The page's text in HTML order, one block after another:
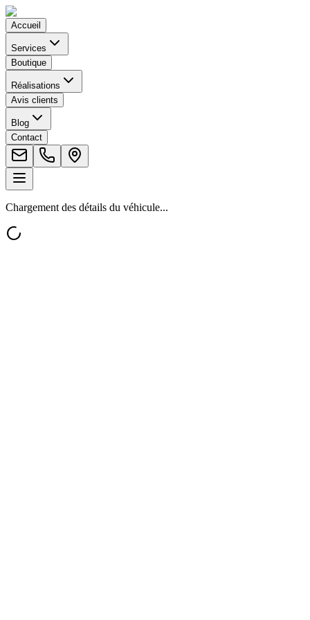
Accueil
Services
Boutique
Réalisations
Avis clients
Blog
Contact
Chargement des détails du véhicule...